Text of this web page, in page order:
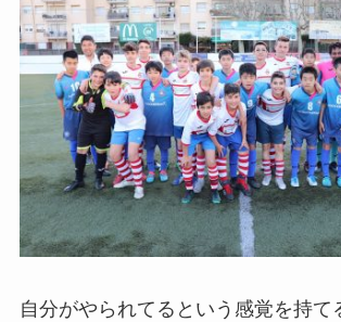
自分がやられてるという感覚を持て